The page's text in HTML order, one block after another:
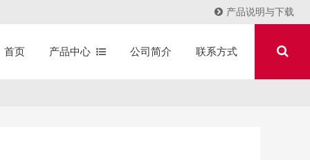
产品说明与下载
首页 产品中心 公司简介 联系方式